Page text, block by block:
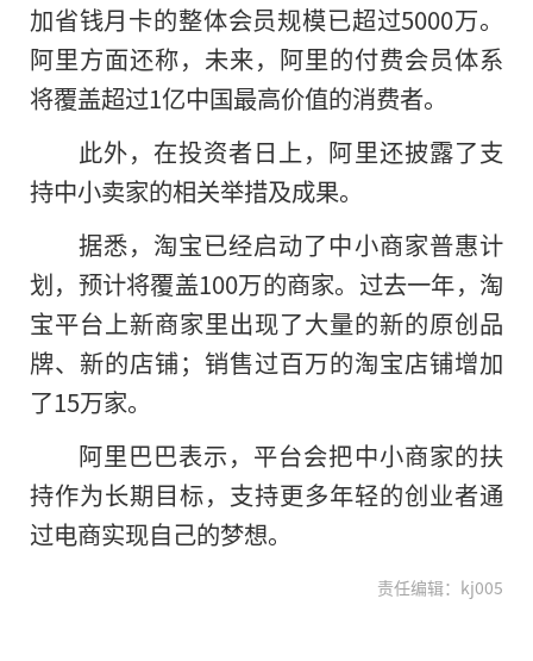
加省钱月卡的整体会员规模已超过5000万。
阿里方面还称，未来，阿里的付费会员体系
将覆盖超过1亿中国最高价值的消费者。
此外，在投资者日上，阿里还披露了支
持中小卖家的相关举措及成果。
据悉，淘宝已经启动了中小商家普惠计
划，预计将覆盖100万的商家。过去一年，淘
宝平台上新商家里出现了大量的新的原创品
牌、新的店铺；销售过百万的淘宝店铺增加
了15万家。
阿里巴巴表示，平台会把中小商家的扶
持作为长期目标，支持更多年轻的创业者通
过电商实现自己的梦想。
责任编辑：kj005